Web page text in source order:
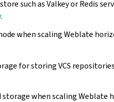
such as Valkey or Redis
.
when scaling Weblate
for storing VCS
storage when scaling Weblate